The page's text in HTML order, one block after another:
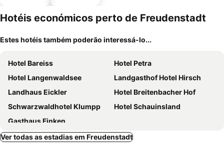
mento
Hotéis económicos perto de Freudenstadt
Estes hotéis também poderão interessá-lo...
Hotel Bareiss
Hotel Petra
Hotel Langenwaldsee
Landgasthof Hotel Hirsch
Landhaus Eickler
Hotel Breitenbacher Hof
Schwarzwaldhotel Klumpp
Hotel Schauinsland
Gasthaus Finken
Ver todas as estadias em Freudenstadt